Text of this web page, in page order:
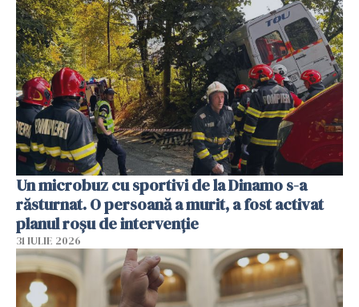
Un microbuz cu sportivi de la Dinamo s-a
răsturnat. O persoană a murit, a fost activat
planul roșu de intervenție
31 IULIE 2026